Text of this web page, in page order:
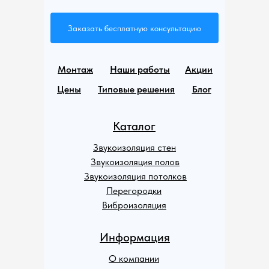
Заказать бесплатную консультацию
Каталог
Звукоизоляция стен
Звукоизоляция полов
Звукоизоляция потолков
Перегородки
Виброизоляция
Информация
О компании
Монтаж Наши работы
Акции
Цены
Типовые решения Блог